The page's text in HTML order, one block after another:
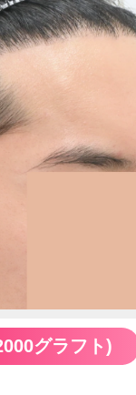
グラフト)